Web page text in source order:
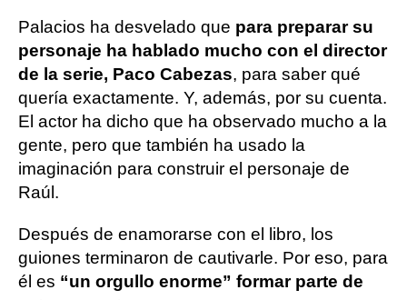
Palacios ha desvelado que para preparar su
personaje ha hablado mucho con el director
de la serie, Paco Cabezas, para saber qué
quería exactamente. Y, además, por su cuenta.
El actor ha dicho que ha observado mucho a la
gente, pero que también ha usado la
imaginación para construir el personaje de
Raúl.
Después de enamorarse con el libro, los
guiones terminaron de cautivarle. Por eso, para
él es “un orgullo enorme” formar parte de